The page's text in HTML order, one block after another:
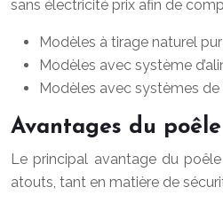
sans électricité prix afin de
Modèles à tirage naturel
Modèles avec système
Modèles avec systèmes
Avantages du
Le principal avantage du
atouts, tant en matière de